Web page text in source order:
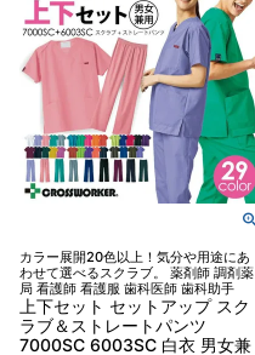
カラー展開20色以上！気分や用途にあ
わせて選べるスクラブ。 薬剤師 調剤薬
局 看護師 看護服 歯科医師 歯科助手
上下セット セットアップ スク
ラブ＆ストレートパンツ
7000SC 6003SC 白衣 男女兼